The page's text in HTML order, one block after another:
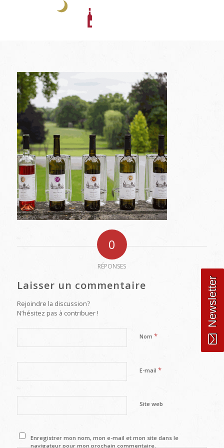
0
RÉPONSES
Laisser un commentaire
Rejoindre la discussion?
N’hésitez pas à contribuer !
Nom *
E-mail *
Site web
Enregistrer mon nom, mon e-mail et mon site dans le
navigateur pour mon prochain commentaire.
Newsletter